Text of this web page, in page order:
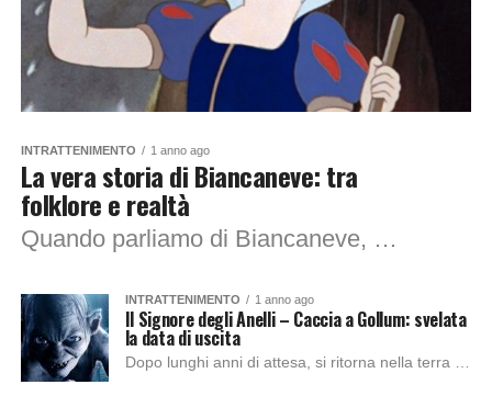
INTRATTENIMENTO 1 anno ago
La vera storia di Biancaneve: tra
folklore e realtà
Quando parliamo di Biancaneve, non facciamo solo riferimento ad una fiaba per bambini, ma anche ad uno dei più famosi racconti popolari con l’onore di essere...
INTRATTENIMENTO 1 anno ago
Il Signore degli Anelli – Caccia a Gollum: svelata
la data di uscita
Dopo lunghi anni di attesa, si ritorna nella terra di mezzo con il nuovo film: Il Signore degli Anelli – Caccia a Gollum, annunciando la data...